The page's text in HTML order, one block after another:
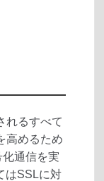
れるすべて
高めるため
通信を実
はSSLに対